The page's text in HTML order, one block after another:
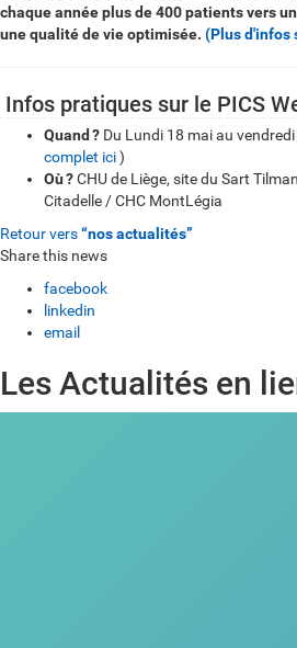
chaque année plus de 400 patients vers
une qualité de vie optimisée. (Plus d'infos
Infos pratiques sur le PICS
Quand ? Du Lundi 18 mai au
complet ici)
Où?CHU de Liège, site du Sart
Citadelle / CHC MontLégia
Retour vers“nos actualités”
Share this news
facebook
linkedin
email
Les Actualités en